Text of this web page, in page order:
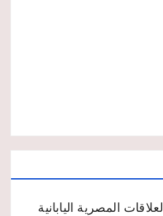
العلاقات المصرية اليابانية